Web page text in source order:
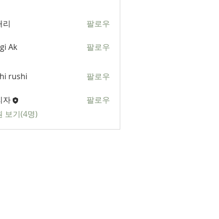
리 팔로우
Ak 팔로우
rushi 팔로우
자
팔로우
보기(4명)